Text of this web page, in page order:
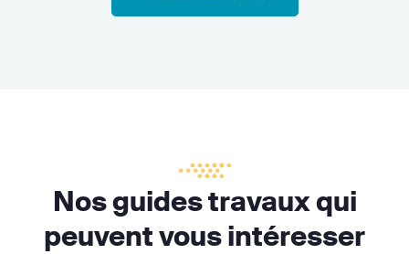
Nos guides travaux qui
peuvent vous intéresser